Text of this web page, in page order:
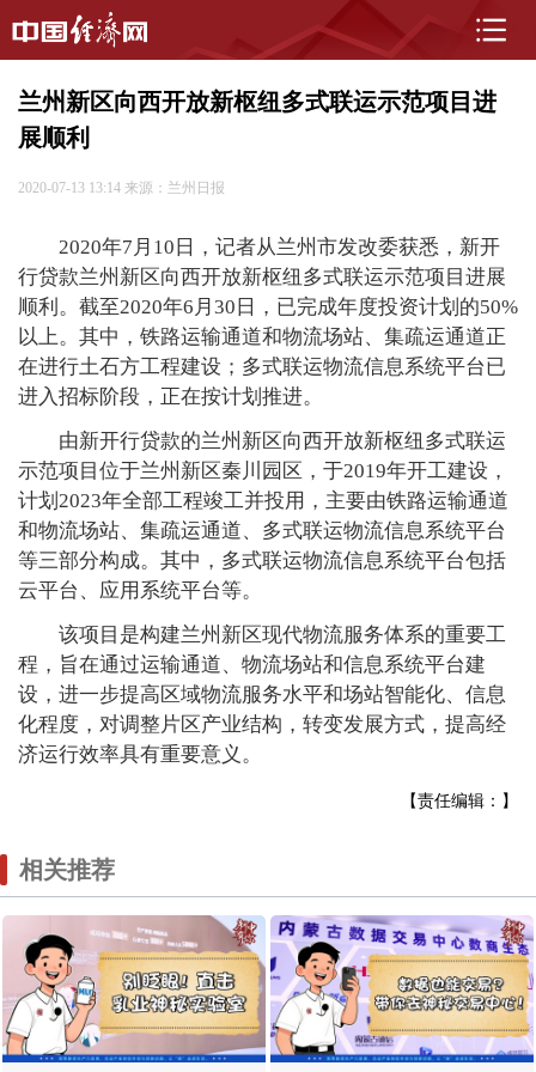
兰州新区向西开放新枢纽多式联运示范项目进
展顺利
2020-07-13 13:14 来源：兰州日报
2020年7月10日，记者从兰州市发改委获悉，新开
行贷款兰州新区向西开放新枢纽多式联运示范项目进展
顺利。截至2020年6月30日，已完成年度投资计划的50%
以上。其中，铁路运输通道和物流场站、集疏运通道正
在进行土石方工程建设；多式联运物流信息系统平台已
进入招标阶段，正在按计划推进。
由新开行贷款的兰州新区向西开放新枢纽多式联运
示范项目位于兰州新区秦川园区，于2019年开工建设，
计划2023年全部工程竣工并投用，主要由铁路运输通道
和物流场站、集疏运通道、多式联运物流信息系统平台
等三部分构成。其中，多式联运物流信息系统平台包括
云平台、应用系统平台等。
该项目是构建兰州新区现代物流服务体系的重要工
程，旨在通过运输通道、物流场站和信息系统平台建
设，进一步提高区域物流服务水平和场站智能化、信息
化程度，对调整片区产业结构，转变发展方式，提高经
济运行效率具有重要意义。
【责任编辑：】
相关推荐